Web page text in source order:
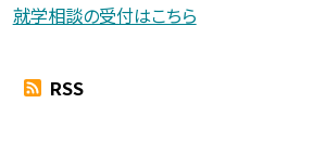
就学相談の受付はこちら
RSS